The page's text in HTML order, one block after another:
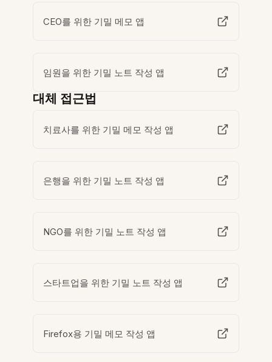
CEO를 위한 기밀 메모 앱
임원을 위한 기밀 노트 작성 앱
대체 접근법
치료사를 위한 기밀 메모 작성 앱
은행을 위한 기밀 노트 작성 앱
NGO를 위한 기밀 노트 작성 앱
스타트업을 위한 기밀 노트 작성 앱
Firefox용 기밀 메모 작성 앱